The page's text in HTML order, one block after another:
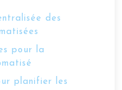
des
pour la
planifier les